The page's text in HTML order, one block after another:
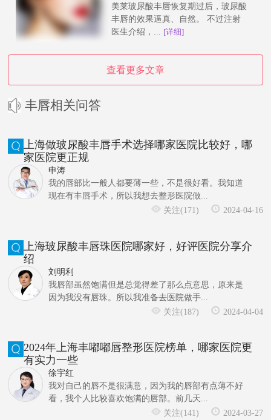
美莱玻尿酸丰唇恢复期过后，玻尿酸
丰唇的效果逼真、自然。 不过注射
医生介绍，... [详细]
查看更多文章
丰唇相关问答
上海做玻尿酸丰唇手术选择哪家医院比较好，哪
家医院更正规
申涛
我的唇部比一般人都要薄一些，不是很好看。我知道
现在有丰唇手术，所以我想去整形医院做...
关注(171)
2024-04-16
上海玻尿酸丰唇珠医院哪家好，好评医院分享介
绍
刘明利
我唇部虽然饱满但是总觉得差了那么点意思，原来是
因为我没有唇珠。所以我准备去医院做手...
关注(187)
2024-04-04
2024年上海丰嘟嘟唇整形医院榜单，哪家医院更
有实力一些
徐宇红
我对自己的唇不是很满意，因为我的唇部有点薄不好
看，我个人比较喜欢饱满的唇部。前几天...
关注(141)
2024-03-27